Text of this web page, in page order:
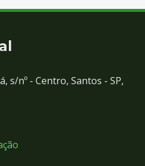
s/nº - Centro, Santos - SP,